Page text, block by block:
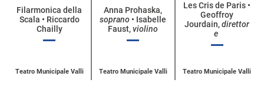
categoria
Filarmonica della
Scala • Riccardo
Chailly
Teatro Municipale Valli
Anna Prohaska,
soprano • Isabelle
Faust,violino
Teatro Municipale Valli
Les Cris de Paris •
Geoffroy
Jourdain,direttor
e
Teatro Municipale Valli